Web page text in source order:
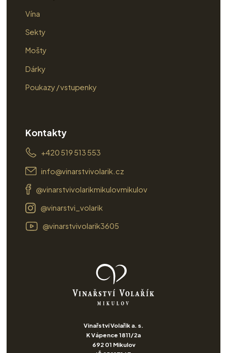
Vína
Sekty
Mošty
Dárky
Poukazy / vstupenky
Kontakty
+420 519 513 553
info@vinarstvivolarik.cz
@vinarstvivolarikmikulovmikulov
@vinarstvi_volarik
@vinarstvivolarik3605
Vinařství Volařík a. s.
K Vápence 1811/2a
692 01 Mikulov